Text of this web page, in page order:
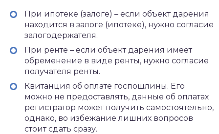
При ипотеке (залоге) – если объект дарения
находится в залоге (ипотеке), нужно согласие
залогодержателя.
При ренте – если объект дарения имеет
обременение в виде ренты, нужно согласие
получателя ренты.
Квитанция об оплате госпошлины. Его
можно не предоставлять, данные об оплатах
регистратор может получить самостоятельно,
однако, во избежание лишних вопросов
стоит сдать сразу.